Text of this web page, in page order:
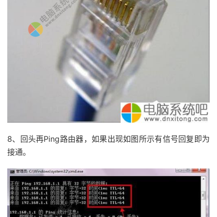
8、回头再Ping路由器，如果出现如图所示有信号回复即为
接通。